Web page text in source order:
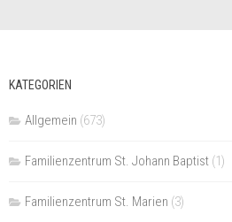
KATEGORIEN
Allgemein (673)
Familienzentrum St. Johann Baptist(1)
Familienzentrum St. Marien (3)